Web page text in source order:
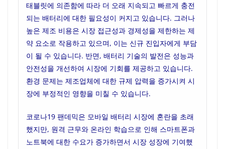
태블릿에 의존함에 따라 더 오래 지속되고 빠르게 충전
되는 배터리에 대한 필요성이 커지고 있습니다. 그러나
높은 제조 비용은 시장 접근성과 경제성을 제한하는 제
약 요소로 작용하고 있으며, 이는 신규 진입자에게 부담
이 될 수 있습니다. 반면, 배터리 기술의 발전은 성능과
안전성을 개선하여 시장에 기회를 제공하고 있습니다.
환경 문제는 제조업체에 대한 규제 압력을 증가시켜 시
장에 부정적인 영향을 미칠 수 있습니다.
코로나19 팬데믹은 모바일 배터리 시장에 혼란을 초래
했지만, 원격 근무와 온라인 학습으로 인해 스마트폰과
노트북에 대한 수요가 증가하면서 시장 성장에 기여했